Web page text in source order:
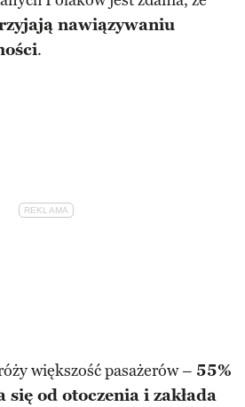
nawiązywaniu
.
większość pasażerów – 55%
od otoczenia i zakłada